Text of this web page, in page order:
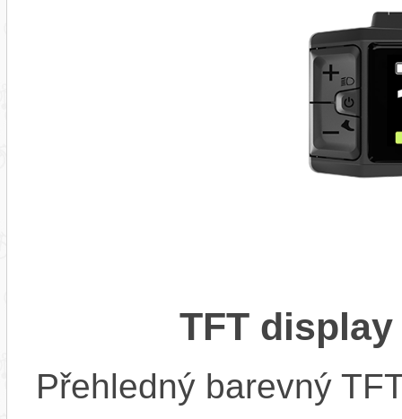
TFT display
Přehledný barevný